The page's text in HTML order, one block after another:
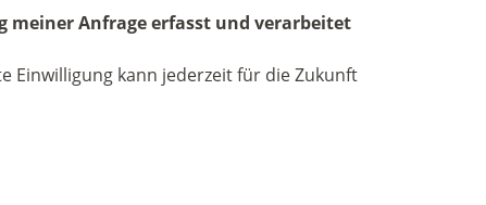
meiner Anfrage erfasst und verarbeitet
Einwilligung kann jederzeit für die Zukunft